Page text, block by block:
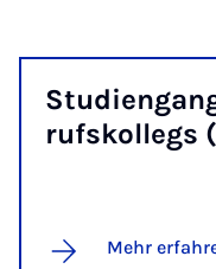
rufs­kol­legs
Mehr